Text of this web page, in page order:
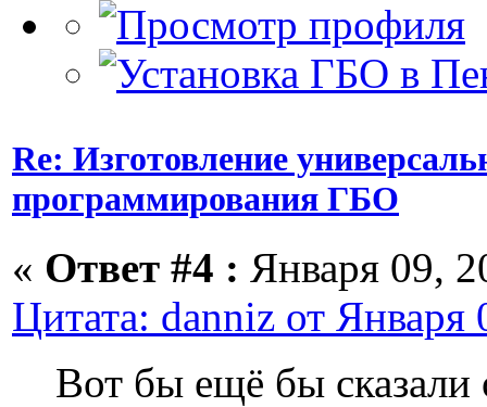
Re: Изготовление
программирования ГБО
« Ответ #4 : Января 09,
Цитата: danniz от
Вот бы ещё бы сказали